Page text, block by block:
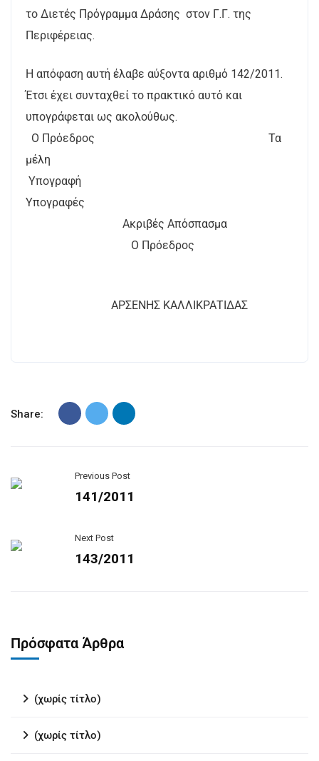
το Διετές Πρόγραμμα Δράσης στον Γ.Γ. της
Περιφέρειας.
Η απόφαση αυτή έλαβε αύξοντα αριθμό 142/2011.
Έτσι έχει συνταχθεί το πρακτικό αυτό και
υπογράφεται ως ακολούθως.
Ο Πρόεδρος Τα
μέλη
Υπογραφή
Υπογραφές
Ακριβές Απόσπασμα
Ο Πρόεδρος
ΑΡΣΕΝΗΣ ΚΑΛΛΙΚΡΑΤΙΔΑΣ
Share:
Previous Post
141/2011
Next Post
143/2011
Πρόσφατα Άρθρα
(χωρίς τίτλο)
(χωρίς τίτλο)